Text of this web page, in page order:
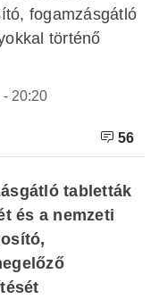
fogamzásgátló
történő
- 20:20
56
tabletták
és a nemzeti